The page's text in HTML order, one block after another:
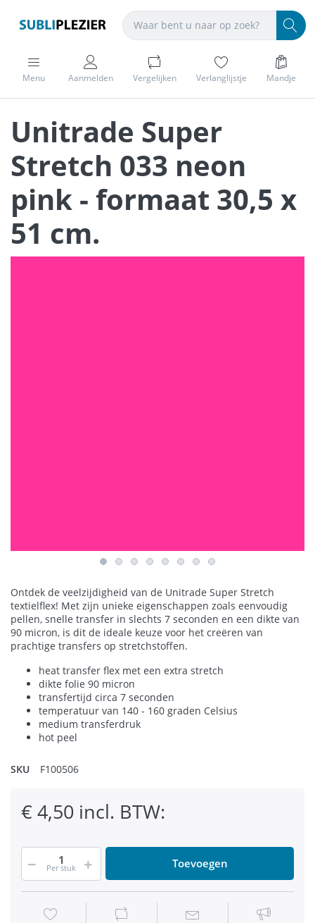
Menu Aanmelden Vergelijken Verlanglijstje Mandje
Unitrade Super
Stretch 033 neon
pink - formaat 30,5 x
51 cm.
Ontdek de veelzijdigheid van de Unitrade Super Stretch
textielflex! Met zijn unieke eigenschappen zoals eenvoudig
pellen, snelle transfer in slechts 7 seconden en een dikte van
90 micron, is dit de ideale keuze voor het creëren van
prachtige transfers op stretchstoffen.
heat transfer flex met een extra stretch
dikte folie 90 micron
transfertijd circa 7 seconden
temperatuur van 140 - 160 graden Celsius
medium transferdruk
hot peel
SKU F100506
€ 4,50 incl. BTW:
Per stuk Toevoegen